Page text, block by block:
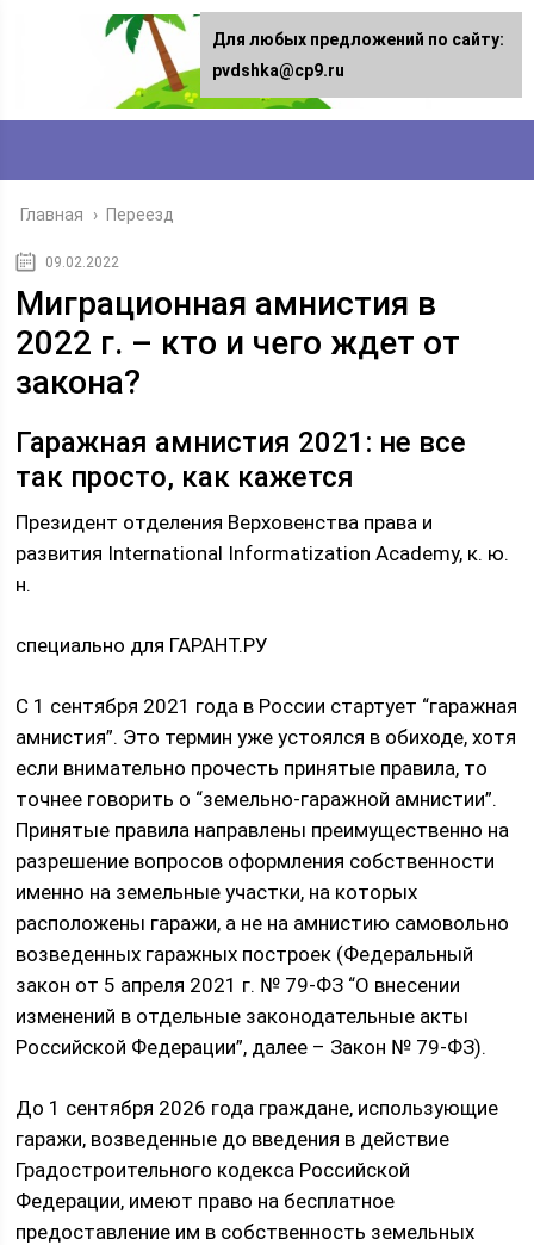
Главная › Переезд
09.02.2022
Миграционная амнистия в
2022 г. – кто и чего ждет от
закона?
Гаражная амнистия 2021: не все
так просто, как кажется
Президент отделения Верховенства права и
развития International Informatization Academy, к. ю.
н.
специально для ГАРАНТ.РУ
С 1 сентября 2021 года в России стартует “гаражная
амнистия”. Это термин уже устоялся в обиходе, хотя
если внимательно прочесть принятые правила, то
точнее говорить о “земельно-гаражной амнистии”.
Принятые правила направлены преимущественно на
разрешение вопросов оформления собственности
именно на земельные участки, на которых
расположены гаражи, а не на амнистию самовольно
возведенных гаражных построек (Федеральный
закон от 5 апреля 2021 г. № 79-ФЗ “О внесении
изменений в отдельные законодательные акты
Российской Федерации”, далее – Закон № 79-ФЗ).
До 1 сентября 2026 года граждане, использующие
гаражи, возведенные до введения в действие
Градостроительного кодекса Российской
Федерации, имеют право на бесплатное
предоставление им в собственность земельных
Для любых предложений по сайту:
pvdshka@cp9.ru